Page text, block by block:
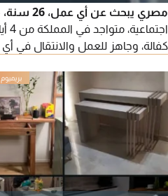
مصري
كفالة، وجاهز للعمل والانتقال في